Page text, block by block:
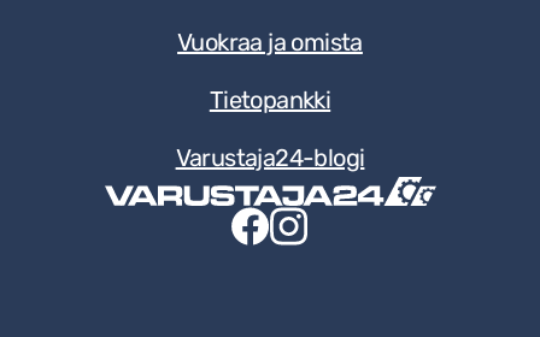
Vuokraa ja omista
Tietopankki
Varustaja24-blogi